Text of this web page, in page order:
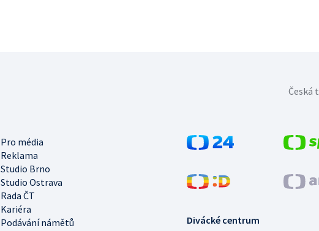
Divácké centrum
Pro média
Reklama
Studio Brno
Studio Ostrava
Rada ČT
Kariéra
Podávání námětů
Česká